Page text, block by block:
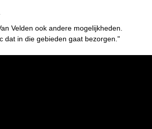
Velden ook andere mogelijkheden.
dat in die gebieden gaat bezorgen."